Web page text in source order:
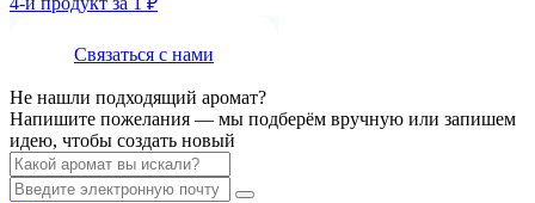
Связаться с нами
Не нашли подходящий аромат?
Напишите пожелания — мы подберём вручную или запишем
идею, чтобы создать новый